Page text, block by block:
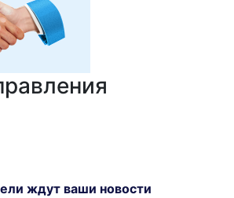
ждут ваши новости